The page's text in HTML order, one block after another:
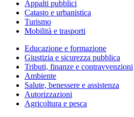
Appalti pubblici
Catasto e urbanistica
Turismo
Mobilità e trasporti
Educazione e formazione
Giustizia e sicurezza pubblica
Tributi, finanze e contravvenzioni
Ambiente
Salute, benessere e assistenza
Autorizzazioni
Agricoltura e pesca